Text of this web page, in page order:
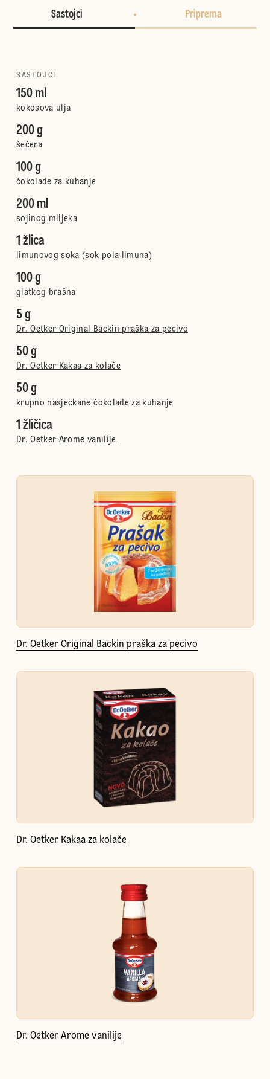
Sastojci Priprema
SASTOJCI
150 ml
kokosova ulja
200 g
šećera
100 g
čokolade za kuhanje
200 ml
sojinog mlijeka
1 žlica
limunovog soka (sok pola limuna)
100 g
glatkog brašna
5 g
Dr. Oetker Original Backin praška za pecivo
50 g
Dr. Oetker Kakaa za kolače
50 g
krupno nasjeckane čokolade za kuhanje
1 žličica
Dr. Oetker Arome vanilije
Dr. Oetker Original Backin praška za pecivo
Dr. Oetker Kakaa za kolače
Dr. Oetker Arome vanilije